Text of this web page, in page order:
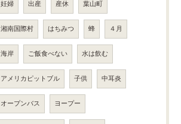
妊婦 出産 産休 葉山町
湘南国際村 はちみつ 蜂 ４月
海岸 ご飯食べない 水は飲む
アメリカピットブル 子供 中耳炎
オープンバス ヨープー